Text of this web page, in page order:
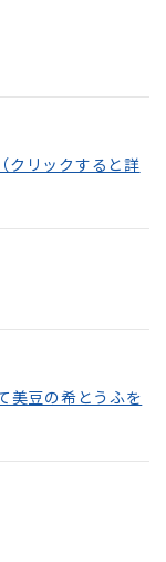
クリックすると詳
美豆の希とうふを